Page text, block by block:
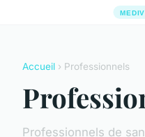
Accueil › Professionnels
Professionnels de